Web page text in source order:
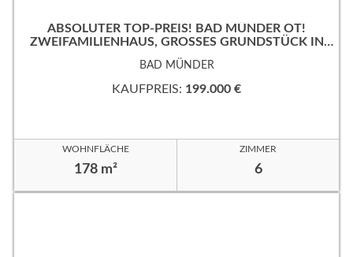
ABSOLUTER TOP-PREIS! BAD MÜNDER OT!
ZWEIFAMILIENHAUS, GROSSES GRUNDSTÜCK IN B
EVORZUGTER WOHNLAGE!
BAD MÜNDER
KAUFPREIS: 199.000 €
WOHNFLÄCHE
178 m²
ZIMMER
6